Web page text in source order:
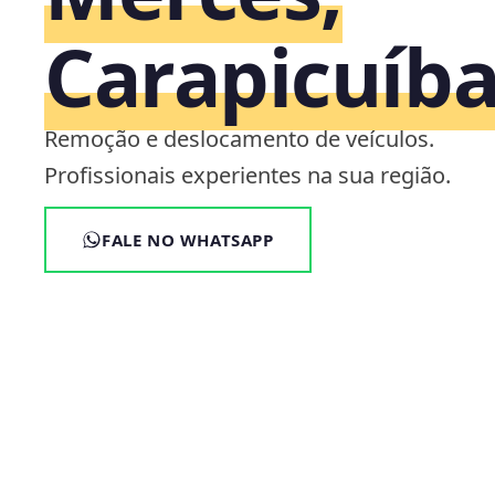
Remoção e deslocamento de veículos.
Profissionais experientes na sua região.
FALE NO WHATSAPP